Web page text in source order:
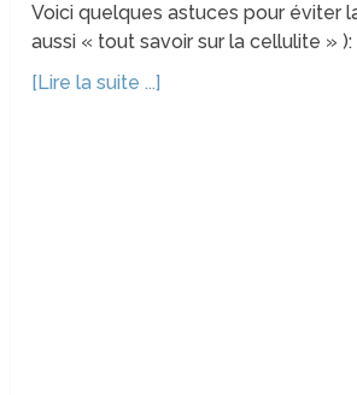
Voici quelques astuces pour éviter
aussi « tout savoir sur la cellulite » ):
[Lire la suite ...]